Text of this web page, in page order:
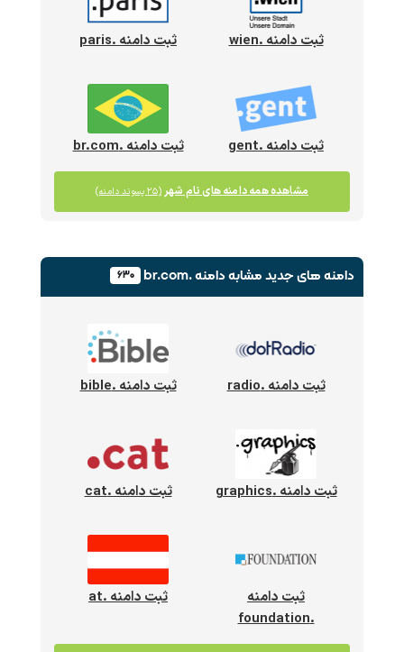
ثبت دامنه .wien ثبت دامنه .paris
ثبت دامنه .gent ثبت دامنه .br.com
مشاهده همه دامنه های نام شهر (۲۵ پسوند دامنه)
دامنه های جدیدمشابه دامنه .br.com ۶۳۰
ثبت دامنه .radio ثبت دامنه .bible
ثبت دامنه .graphics ثبت دامنه .cat
ثبت دامنه
.foundation
ثبت دامنه .at